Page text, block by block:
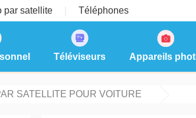
par satellite Téléphones
Téléviseurs Appareils
SATELLITE POUR VOITURE